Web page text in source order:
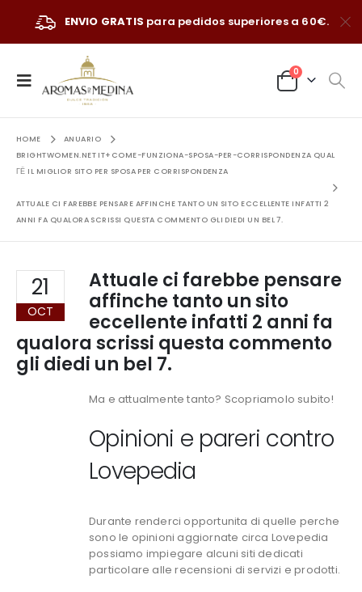
ENVIO GRATIS para pedidos superiores a 60€.
0
HOME
ANUARIO
BRIGHTWOMEN.NET IT+COME-FUNZIONA-SPOSA-PER-CORRISPONDENZA QUAL
ГЁ IL MIGLIOR SITO PER SPOSA PER CORRISPONDENZA
ATTUALE CI FAREBBE PENSARE AFFINCHE TANTO UN SITO ECCELLENTE INFATTI 2
ANNI FA QUALORA SCRISSI QUESTA COMMENTO GLI DIEDI UN BEL 7.
21
OCT
Attuale ci farebbe pensare
affinche tanto un sito
eccellente infatti 2 anni fa
qualora scrissi questa commento
gli diedi un bel 7.
Ma e attualmente tanto? Scopriamolo subito!
Opinioni e pareri contro
Lovepedia
Durante renderci opportunita di quelle perche
sono le opinioni aggiornate circa Lovepedia
possiamo impiegare alcuni siti dedicati
particolare alle recensioni di servizi e prodotti.